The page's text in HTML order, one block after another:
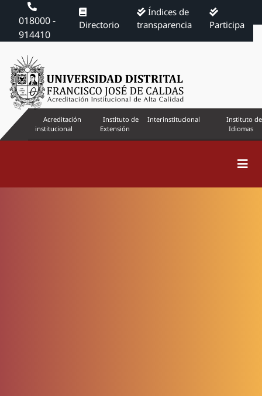
018000 -
914410
Directorio
Índices de
transparencia
Participa
Acreditación
institucional
Instituto de
Extensión
Interinstitucional
Instituto de
Idiomas